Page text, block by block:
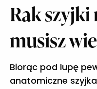
Rak szyjki
musisz
Biorąc pod lupę
anatomiczne